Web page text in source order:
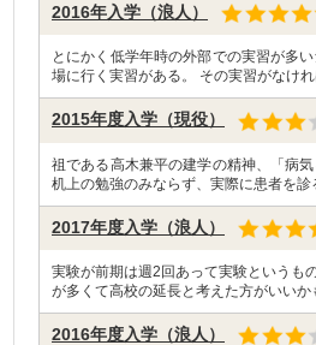
2016年入学（浪人）
とにかく低学年時の外部での実習が多
場に行く実習がある。 その実習がなけ
2015年度入学（現役）
祖である高木兼平の建学の精神、「病
机上の勉強のみならず、実際に患者を
2017年度入学（浪人）
実験が前期は週2回あって実験というも
が多くて高校の延長と考えた方がいい
2016年度入学（浪人）